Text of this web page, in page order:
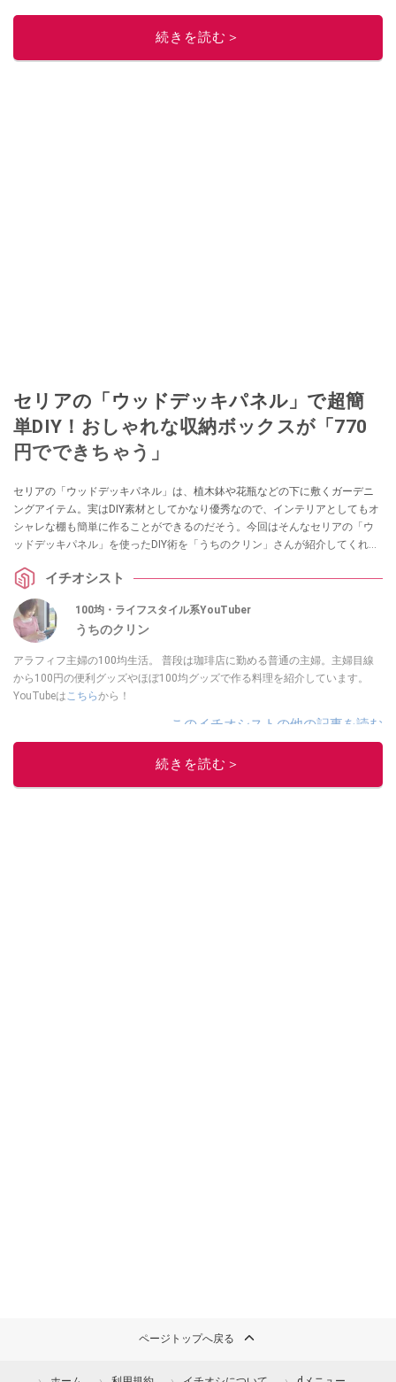
続きを読む＞
セリアの「ウッドデッキパネル」で超簡
単DIY！おしゃれな収納ボックスが「770
円でできちゃう」
セリアの「ウッドデッキパネル」は、植木鉢や花瓶などの下に敷くガーデニ
ングアイテム。実はDIY素材としてかなり優秀なので、インテリアとしてもオ
シャレな棚も簡単に作ることができるのだそう。今回はそんなセリアの「ウ
ッドデッキパネル」を使ったDIY術を「うちのクリン」さんが紹介してくれま
てみてくださいね。
イチオシスト
100均・ライフスタイル系YouTuber
うちのクリン
アラフィフ主婦の100均生活。 普段は珈琲店に勤める普通の主婦。主婦目線
から100円の便利グッズやほぼ100均グッズで作る料理を紹介しています。
YouTubeはこちらから！
このイチオシストの他の記事を読む
続きを読む＞
ページトップへ戻る